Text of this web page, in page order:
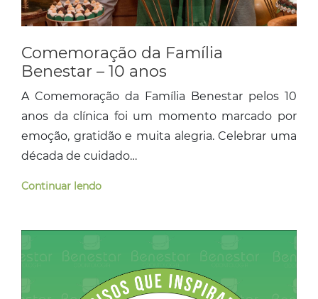
Comemoração da Família
Benestar – 10 anos
A Comemoração da Família Benestar pelos 10
anos da clínica foi um momento marcado por
emoção, gratidão e muita alegria. Celebrar uma
década de cuidado…
Continuar lendo